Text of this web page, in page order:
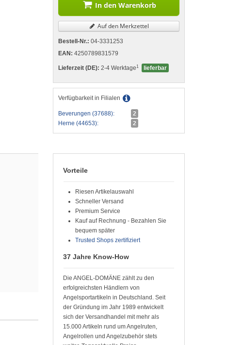
In den Warenkorb
Auf den Merkzettel
Bestell-Nr.: 04-3331253
EAN: 4250789831579
Lieferzeit (DE): 2-4 Werktage 1 lieferbar
Verfügbarkeit in Filialen
Beverungen (37688):
2
Herne (44653):
2
Vorteile
Riesen Artikelauswahl
Schneller Versand
Premium Service
Kauf auf Rechnung - Bezahlen Sie
bequem später
Trusted Shops zertifiziert
37 Jahre Know-How
Die ANGEL-DOMÄNE zählt zu den
erfolgreichsten Händlern von
Angelsportartikeln in Deutschland. Seit
der Gründung im Jahr 1989 entwickelt
sich der Versandhandel mit mehr als
15.000 Artikeln rund um Angelruten,
Angelrollen und Angelzubehör stets